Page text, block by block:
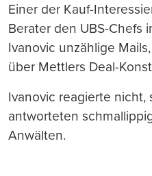
Einer der Kauf-
Berater den UBS-Chefs
Ivanovic unzählige
über Mettlers Deal-
Ivanovic reagierte nicht,
antworteten
Anwälten.